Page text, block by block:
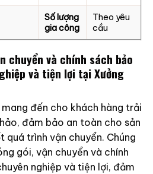
Số lượng
gia công
Theo yêu
cầu
chuyển và chính sách bảo
và tiện lợi tại Xưởng
đến cho khách hàng trải
đảm bảo an toàn cho sản
quá trình vận chuyển. Chúng
gói, vận chuyển và chính
nghiệp và tiện lợi, đảm